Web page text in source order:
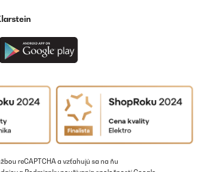
reCAPTCHA a vzťahujú sa na ňu